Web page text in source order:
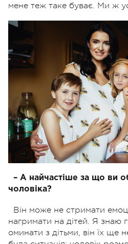
мене теж таке буває. Ми ж
– А найчастіше за що ви
чоловіка?
Він може не стримати
нагримати на дітей. Я знаю
оминати з дітьми, він їх ще